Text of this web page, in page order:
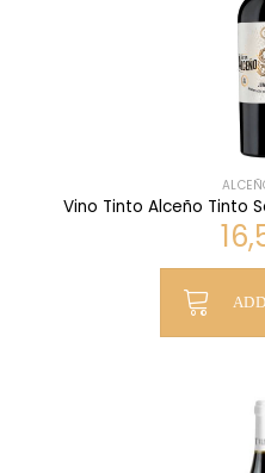
Vino Tinto Alceño Tinto